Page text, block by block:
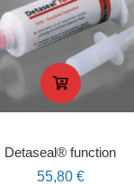
Detaseal® function
55,80 €